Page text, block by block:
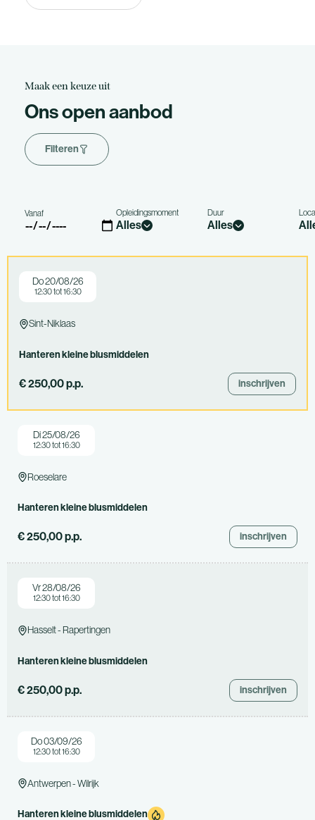
Maak een keuze uit
Ons open aanbod
Filteren
Vanaf Opleidingsmoment
Alles
Zaterdag
Duur
Alles
Do 20/08/26
12:30 tot 16:30
Sint-Niklaas
Hanteren kleine blusmiddelen
€ 250,00 p.p. inschrijven
Di 25/08/26
12:30 tot 16:30
Roeselare
Hanteren kleine blusmiddelen
€ 250,00 p.p. inschrijven
Vr 28/08/26
12:30 tot 16:30
Hasselt - Rapertingen
Hanteren kleine blusmiddelen
€ 250,00 p.p. inschrijven
Do 03/09/26
12:30 tot 16:30
Antwerpen - Wilrijk
Hanteren kleine blusmiddelen